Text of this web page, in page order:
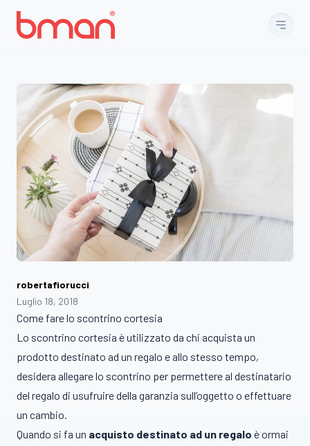
robertafiorucci
Luglio 18, 2018
Come fare lo scontrino cortesia
Lo scontrino cortesia è utilizzato da chi acquista un
prodotto destinato ad un regalo e allo stesso tempo,
desidera allegare lo scontrino per permettere al destinatario
del regalo di usufruire della garanzia sull’oggetto o effettuare
un cambio.
Quando si fa un acquisto destinato ad un regalo è ormai